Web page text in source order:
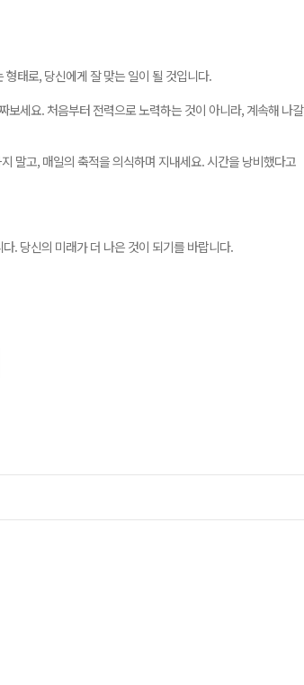
태로, 당신에게 잘 맞는 일이 될 것입니다.
보세요. 처음부터 전력으로 노력하는 것이 아니라, 계속해 나갈
말고, 매일의 축적을 의식하며 지내세요. 시간을 낭비했다고
. 당신의 미래가 더 나은 것이 되기를 바랍니다.